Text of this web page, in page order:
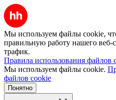
Мы используем файлы cookie,
правильную работу нашего веб-
трафик.
Правила использования файлов
Мы используем файлы cookie.
файлов cookie
Понятно